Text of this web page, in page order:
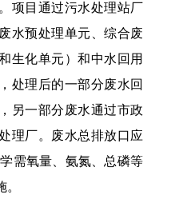
项目通过污水处理站厂
水预处理单元、综合废
生化单元）和中水回用
处理后的一部分废水回
另一部分废水通过市政
理厂。废水总排放口应
需氧量、氨氮、总磷等